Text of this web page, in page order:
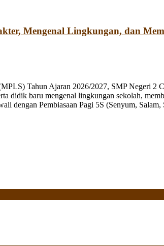
Mengenal Lingkungan, dan
Tahun Ajaran 2026/2027, SMP Negeri 2
didik baru mengenal lingkungan sekolah,
dengan Pembiasaan Pagi 5S (Senyum,